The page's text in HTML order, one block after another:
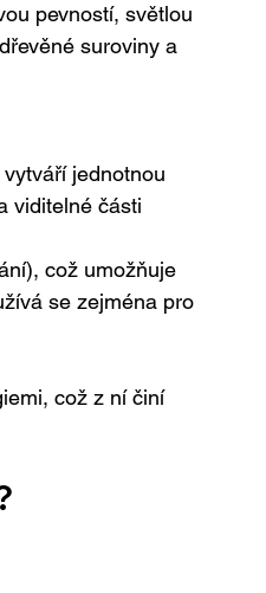
pevností, světlou
suroviny a
jednotnou
viditelné části
což umožňuje
se zejména pro
což z ní činí